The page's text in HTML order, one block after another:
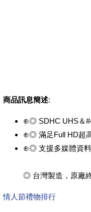
商品訊息簡述:
⊕◎ SDHC UHS＆
⊕◎ 滿足Full HD超
⊕◎ 支援多媒體資
◎ 台灣製造，原廠
情人節禮物排行